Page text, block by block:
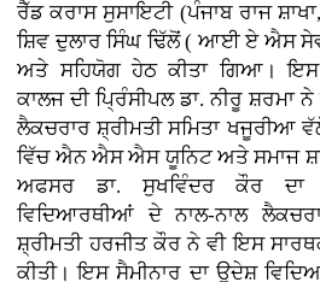
ਰੈੱਡ ਕਰਾਸ ਸੁਸਾਇਟੀ (ਪੰਜਾਬ ਰਾਜ
ਸ਼ਿਵ ਦੁਲਾਰ ਸਿੰਘ ਢਿੱਲੋਂ ( ਆਈ ਏ ਐਸ
ਅਤੇ ਸਹਿਯੋਗ ਹੇਠ ਕੀਤਾ ਗਿਆ। ਇਸ
ਕਾਲਜ ਦੀ ਪ੍ਰਿੰਸੀਪਲ ਡਾ. ਨੀਰੂ ਸ਼ਰਮਾ
ਲੈਕਚਰਾਰ ਸ਼੍ਰੀਮਤੀ ਸਮਿਤਾ ਖਜੂਰੀਆ
ਵਿੱਚ ਐਨ ਐਸ ਐਸ ਯੂਨਿਟ ਅਤੇ ਸਮਾਜ
ਅਫਸਰ ਡਾ. ਸੁਖਵਿੰਦਰ ਕੌਰ ਦਾ
ਵਿਦਿਆਰਥੀਆਂ ਦੇ ਨਾਲ-ਨਾਲ
ਸ਼੍ਰੀਮਤੀ ਹਰਜੀਤ ਕੌਰ ਨੇ ਵੀ ਇਸ
ਕੀਤੀ। ਇਸ ਸੈਮੀਨਾਰ ਦਾ ਉਦੇਸ਼